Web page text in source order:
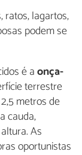
ratos, lagartos,
podem se
é aonça-
terrestre
metros de
cauda,
As
oportunistas